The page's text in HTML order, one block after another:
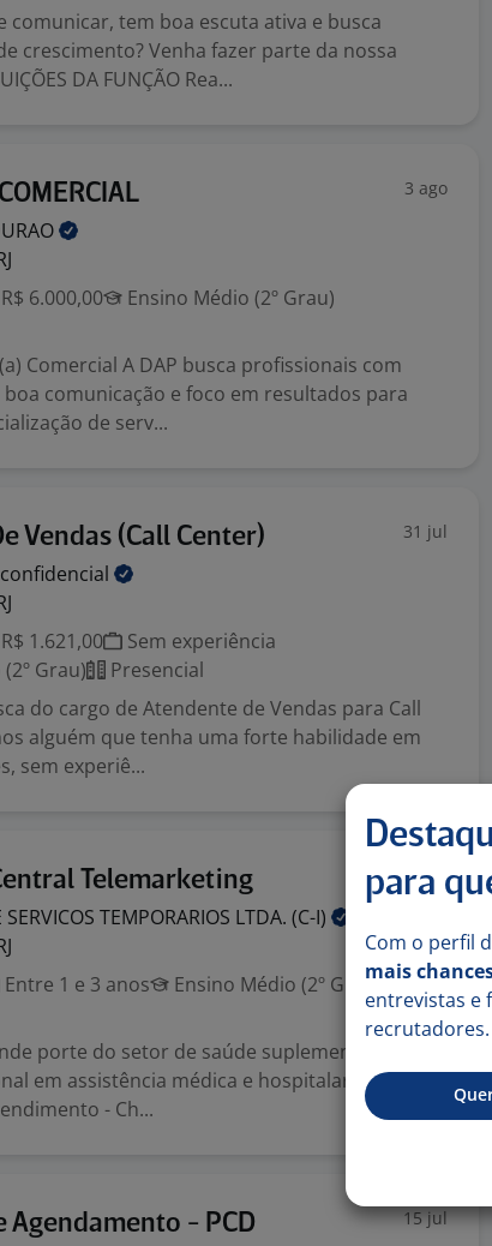
comunicar, tem boa escuta ativa e busca
crescimento? Venha fazer parte da nossa
DA FUNÇÃO Rea...
3 ago
6.000,00
Ensino Médio (2º Grau)
Comercial A DAP busca profissionais com
comunicação e foco em resultados para
de serv...
Vendas (Call Center) 31 jul
confidencial
1.621,00
Sem experiência
Grau)
Presencial
do cargo de Atendente de Vendas para Call
alguém que tenha uma forte habilidade em
sem experiê...
Telemarketing 23 jul
TEMPORARIOS LTDA. (C-I)
Entre 1 e 3 anos
Ensino Médio (2º Grau)
porte do setor de saúde suplementar,
em assistência médica e hospitalar. Contrata
- Ch...
Agendamento - PCD 15 jul
para
Com o perfil
mais
entrevistas e
recrutadores.